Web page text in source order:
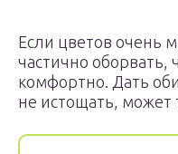
Если цветов очень
частично
комфортно. Дать
не истощать, может